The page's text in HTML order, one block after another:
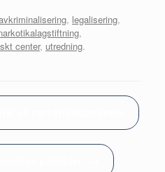
, legalisering,
,
center, utredning.